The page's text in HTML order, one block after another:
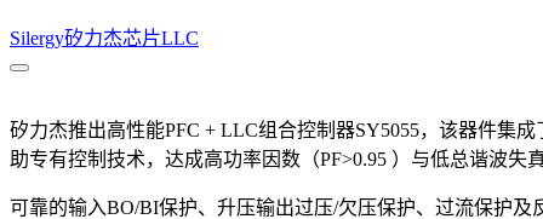
Silergy矽力杰芯片LLC
矽力杰推出高性能PFC + LLC组合控制器SY5055，该器件集
助专有控制技术，达成高功率因数（PF>0.95 ）与低总谐波失
可靠的输入BO/BI保护、升压输出过压/欠压保护、过流保护